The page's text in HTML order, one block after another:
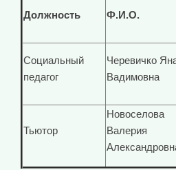
Должность Ф.И.О.
Социальный
педагог
Черевичко
Вадимовна
Тьютор
Новоселова
Валерия